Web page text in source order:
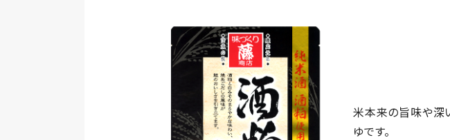
米本来の旨味や深
ゆです。